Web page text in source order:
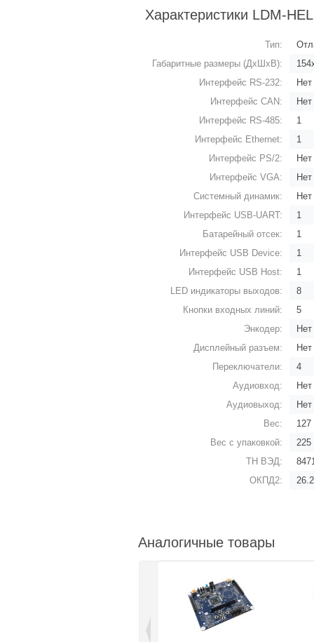
Характеристики LDM-
Тип:
Габаритные размеры (ДхШхВ):
Интерфейс RS-232:
Нет
Интерфейс CAN:
Нет
Интерфейс RS-485:
1
Интерфейс Ethernet:
1
Интерфейс PS/2:
Нет
Интерфейс VGA:
Нет
Системный динамик:
Нет
Интерфейс USB-UART:
1
Батарейный отсек:
1
Интерфейс USB Device:
1
Интерфейс USB Host:
1
LED индикаторы выходов:
8
Кнопки входных линий:
5
Энкодер:
Нет
Дисплейный разъем:
Нет
Переключатели:
4
Аудиовход:
Нет
Аудиовыход:
Нет
Вес:
127
Вес с упаковкой:
225
ТН ВЭД:
ОКПД2:
Аналогичные товары